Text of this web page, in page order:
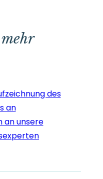
des
an
an unsere